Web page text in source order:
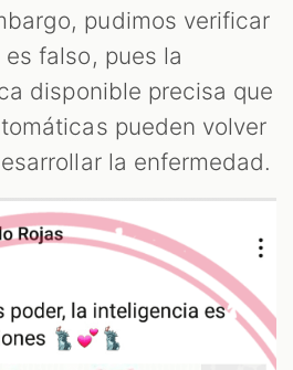
pudimos verificar
falso, pues la
disponible precisa que
pueden volver
la enfermedad.